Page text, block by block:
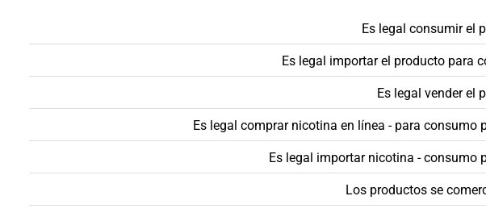
Es legal consumir el
Es legal importar el producto para
Es legal vender el
Es legal comprar nicotina en línea - para consumo
Es legal importar nicotina - consumo
Los productos se